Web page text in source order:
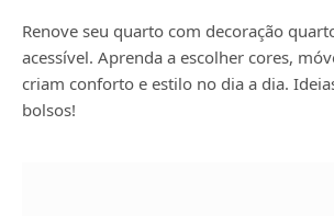
Renove seu quarto com decoração
acessível. Aprenda a escolher cores,
criam conforto e estilo no dia a dia.
bolsos!